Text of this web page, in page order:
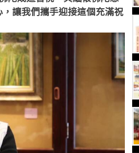
讓我們攜手迎接這個充滿祝